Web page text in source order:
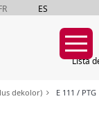
ES
Lista
dekolor) E 111 / PTG